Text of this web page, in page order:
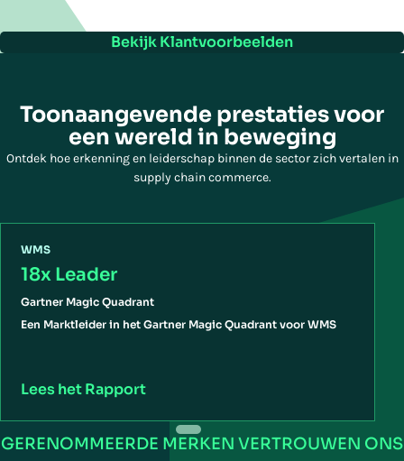
Bekijk Klantvoorbeelden
Toonaangevende prestaties voor
een wereld in beweging
Ontdek hoe erkenning en leiderschap binnen de sector zich vertalen in
supply chain commerce.
WMS
18x Leader
Gartner Magic Quadrant
Een Marktleider in het Gartner Magic Quadrant voor WMS
Lees het Rapport
GERENOMMEERDE MERKEN VERTROUWEN ONS